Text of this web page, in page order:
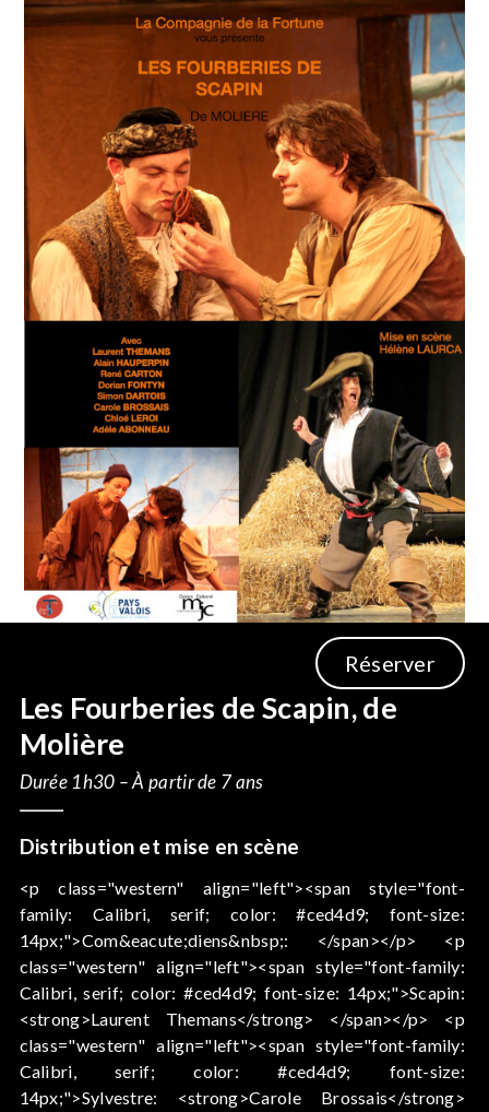
Réserver
Les Fourberies de Scapin, de
Molière
Durée 1h30 – À partir de 7 ans
Distribution et mise en scène
<p class="western" align="left"><span style="font-
family: Calibri, serif; color: #ced4d9; font-size:
14px;">Com&eacute;diens&nbsp;: </span></p> <p
class="western" align="left"><span style="font-family:
Calibri, serif; color: #ced4d9; font-size: 14px;">Scapin:
<strong>Laurent Themans</strong> </span></p> <p
class="western" align="left"><span style="font-family:
Calibri, serif; color: #ced4d9; font-size:
14px;">Sylvestre: <strong>Carole Brossais</strong>